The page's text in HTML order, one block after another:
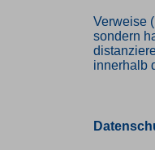
Verweise
sondern
innerhalb